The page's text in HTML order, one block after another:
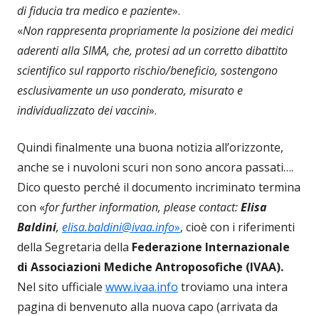
di fiducia tra medico e paziente».
«Non rappresenta propriamente la posizione dei medici
aderenti alla SIMA, che, protesi ad un corretto dibattito
scientifico sul rapporto rischio/beneficio, sostengono
esclusivamente un uso ponderato, misurato e
individualizzato dei vaccini».
Quindi finalmente una buona notizia all’orizzonte,
anche se i nuvoloni scuri non sono ancora passati….
Dico questo perché il documento incriminato termina
con «for further information, please contact:Elisa
Baldini, elisa.baldini@ivaa.info», cioè con i riferimenti
della Segretaria della Federazione Internazionale
di Associazioni Mediche Antroposofiche (IVAA).
Nel sito ufficiale www.ivaa.info troviamo una intera
pagina di benvenuto alla nuova capo (arrivata da